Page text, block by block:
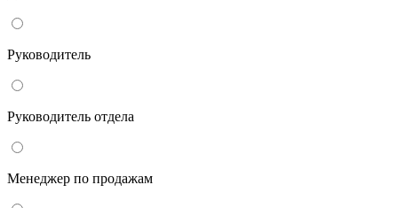
Руководитель
Руководитель отдела
Менеджер по продажам